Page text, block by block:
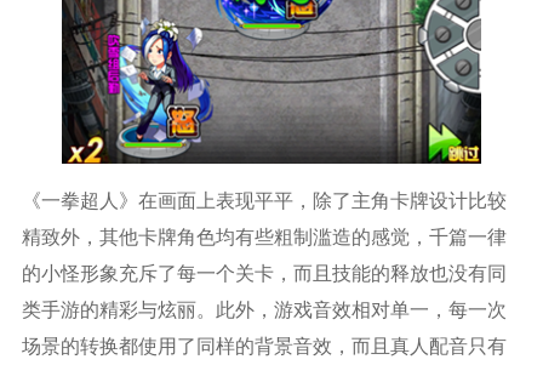
《一拳超人》在画面上表现平平，除了主角卡牌设计比较
精致外，其他卡牌角色均有些粗制滥造的感觉，千篇一律
的小怪形象充斥了每一个关卡，而且技能的释放也没有同
类手游的精彩与炫丽。此外，游戏音效相对单一，每一次
场景的转换都使用了同样的背景音效，而且真人配音只有